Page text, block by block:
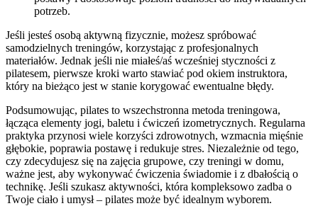
potrzeb.
Jeśli jesteś osobą aktywną fizycznie, możesz spróbować
samodzielnych treningów, korzystając z profesjonalnych
materiałów. Jednak jeśli nie miałeś/aś wcześniej styczności z
pilatesem, pierwsze kroki warto stawiać pod okiem instruktora,
który na bieżąco jest w stanie korygować ewentualne błędy.
Podsumowując, pilates to wszechstronna metoda treningowa,
łącząca elementy jogi, baletu i ćwiczeń izometrycznych. Regularna
praktyka przynosi wiele korzyści zdrowotnych, wzmacnia mięśnie
głębokie, poprawia postawę i redukuje stres. Niezależnie od tego,
czy zdecydujesz się na zajęcia grupowe, czy treningi w domu,
ważne jest, aby wykonywać ćwiczenia świadomie i z dbałością o
technikę. Jeśli szukasz aktywności, która kompleksowo zadba o
Twoje ciało i umysł – pilates może być idealnym wyborem.